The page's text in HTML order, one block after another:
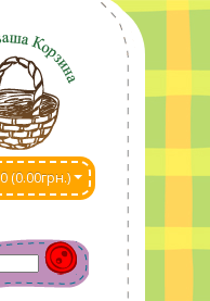
0 (0.00грн.)